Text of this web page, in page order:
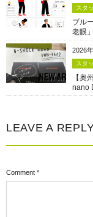
スタ
ブル
老眼
2026
スタ
【奥
nano
LEAVE A
Comment *